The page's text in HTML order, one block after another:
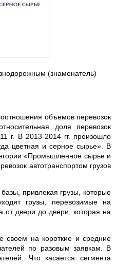
(знаменатель)
объемов перевозок
доля перевозок
г. В 2013-2014 гг. произошло
цветная и серное сырье». В
«Промышленное сырье и
автотранспортом грузов
привлекая грузы, которые
грузы, перевозимые на
от двери до двери, которая на
своем на короткие и средние
по разовым заявкам. В
Что касается сегмента